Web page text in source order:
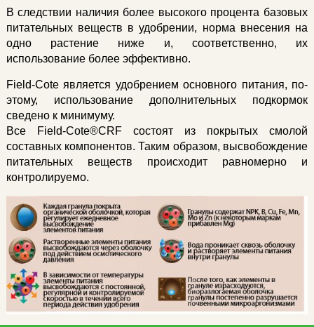
В следствии наличия более высокого процента базовых
питательных веществ в удобрении, норма внесения на
одно растение ниже и, соответственно, их
использование более эффективно.
Field-Cote является удобрением основного питания, по-
этому, использование дополнительных подкормок
сведено к минимуму.
Все Field-Cote®CRF состоят из покрытых смолой
составных компонентов. Таким образом, высвобождение
питательных веществ происходит равномерно и
контролируемо.